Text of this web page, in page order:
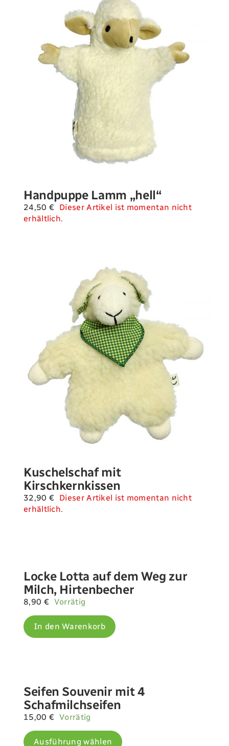
Handpuppe Lamm „hell“
24,50 € Dieser Artikel ist momentan nicht
erhältlich.
Kuschelschaf mit
Kirschkernkissen
32,90 € Dieser Artikel ist momentan nicht
erhältlich.
Locke Lotta auf dem Weg zur
Milch, Hirtenbecher
8,90 € Vorrätig
In den Warenkorb
Seifen Souvenir mit 4
Schafmilchseifen
15,00 € Vorrätig
Ausführung wählen